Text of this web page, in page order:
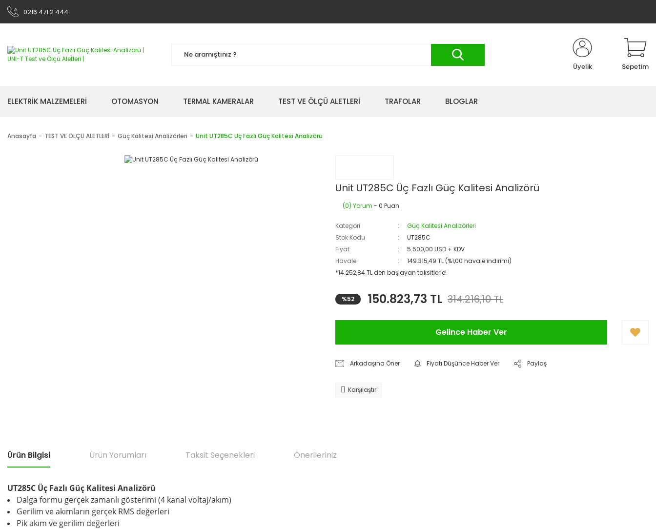
0216 471 2 444
Üyelik Sepetim
ELEKTRİK MALZEMELERİ OTOMASYON TERMAL KAMERALAR TEST VE ÖLÇÜ ALETLERİ TRAFOLAR BLOGLAR
Anasayfa TEST VE ÖLÇÜ ALETLERİ Güç Kalitesi Analizörleri Unit UT285C Üç Fazlı Güç Kalitesi Analizörü
Unit UT285C Üç Fazlı Güç Kalitesi Analizörü
(0) Yorum - 0 Puan
Kategori
Güç Kalitesi Analizörleri
Stok Kodu
UT285C
Fiyat
5.500,00 USD + KDV
Havale
149.315,49 TL (%1,00 havale indirimi)
*14.252,84 TL den başlayan taksitlerle!
%52 150.823,73 TL 314.216,10 TL
Gelince Haber Ver
Arkadaşına Öner Fiyatı Düşünce Haber Ver Paylaş
Karşılaştır
Ürün Bilgisi Ürün Yorumları Taksit Seçenekleri Önerileriniz
UT285C Üç Fazlı Güç Kalitesi Analizörü
Dalga formu gerçek zamanlı gösterimi (4 kanal voltaj/akım)
Gerilim ve akımların gerçek RMS değerleri
Pik akım ve gerilim değerleri